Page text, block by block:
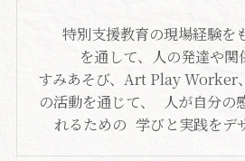
特別支援教育の現場経験を
を通して、人の発達や関
すみあそび、Art Play Worker
の活動を通じて、 人が自分の
れるための 学びと実践をデ